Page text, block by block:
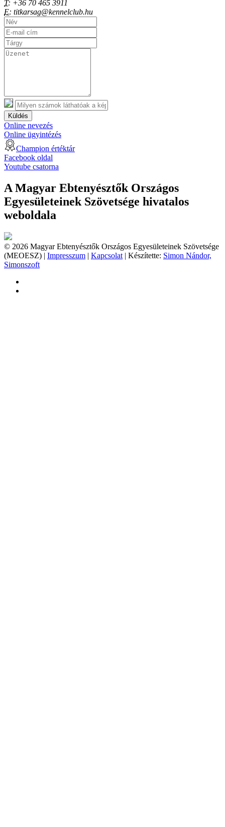
T: +36 70 465 3911
E: titkarsag@kennelclub.hu
Küldés
Online nevezés
Online ügyintézés
Champion értéktár
Facebook oldal
Youtube csatorna
A Magyar Ebtenyésztők Országos
Egyesületeinek Szövetsége hivatalos
weboldala
© 2026 Magyar Ebtenyésztők Országos Egyesületeinek Szövetsége
(MEOESZ) | Impresszum | Kapcsolat | Készítette: Simon Nándor,
Simonszoft